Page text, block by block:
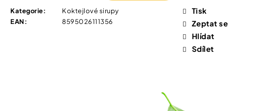
Kategorie:
Koktejlové sirupy
EAN: 8595026111356
Tisk
Zeptat se
Hlídat
Sdílet